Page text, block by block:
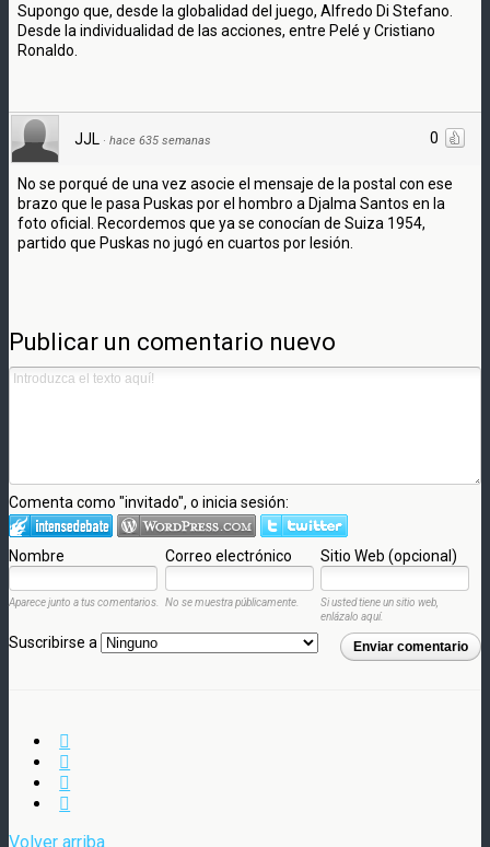
Supongo que, desde la globalidad del juego, Alfredo Di Stefano.
Desde la individualidad de las acciones, entre Pelé y Cristiano
Ronaldo.
0
JJL · hace 635 semanas
No se porqué de una vez asocie el mensaje de la postal con ese
brazo que le pasa Puskas por el hombro a Djalma Santos en la
foto oficial. Recordemos que ya se conocían de Suiza 1954,
partido que Puskas no jugó en cuartos por lesión.
Publicar un comentario nuevo
Comenta como "invitado", o inicia sesión:
Nombre Correo electrónico Sitio Web (opcional)
Aparece junto a tus comentarios. No se muestra públicamente.
Si usted tiene un sitio web,
enlázalo aquí.
Enviar comentario
Suscribirse a
Volver arriba